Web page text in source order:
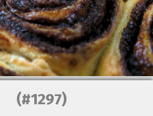
(#1297)